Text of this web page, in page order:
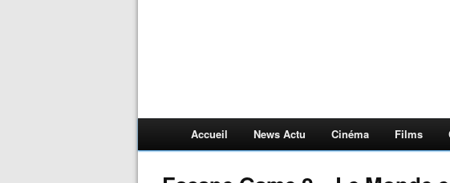
Accueil News Actu Cinéma Films